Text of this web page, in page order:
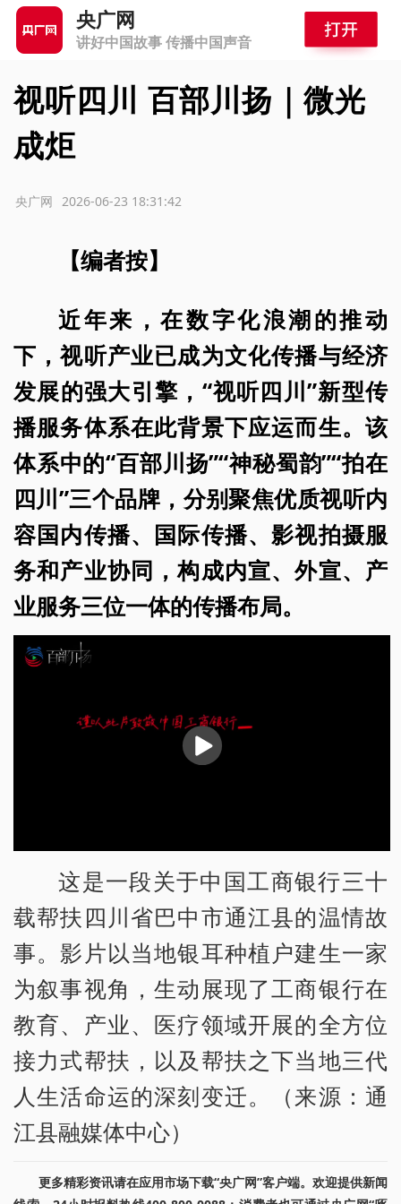
央广网
讲好中国故事 传播中国声音
视听四川 百部川扬｜微光
成炬
2026-06-23 18:31:42
央广网
【编者按】
近年来，在数字化浪潮的推动
下，视听产业已成为文化传播与经济
发展的强大引擎，“视听四川”新型传
播服务体系在此背景下应运而生。该
体系中的“百部川扬”“神秘蜀韵”“拍在
四川”三个品牌，分别聚焦优质视听内
容国内传播、国际传播、影视拍摄服
务和产业协同，构成内宣、外宣、产
业服务三位一体的传播布局。
播
放
这是一段关于中国工商银行三十
载帮扶四川省巴中市通江县的温情故
事。影片以当地银耳种植户建生一家
为叙事视角，生动展现了工商银行在
教育、产业、医疗领域开展的全方位
接力式帮扶，以及帮扶之下当地三代
人生活命运的深刻变迁。（来源：通
江县融媒体中心）
更多精彩资讯请在应用市场下载“央广网”客户端。欢迎提供新闻